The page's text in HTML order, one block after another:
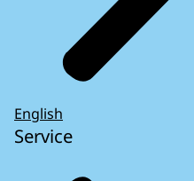
English
Service